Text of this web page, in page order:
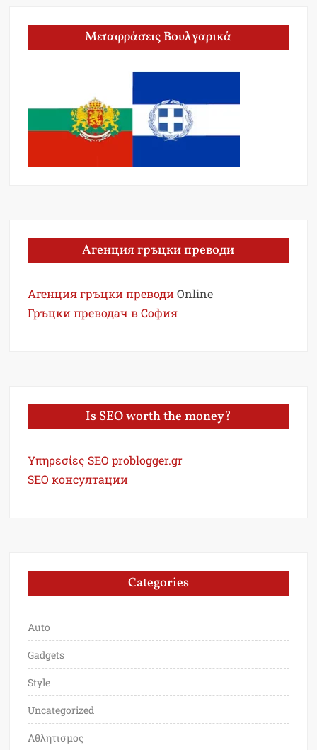
Μεταφράσεις Βουλγαρικά
Агенция гръцки преводи
Агенция гръцки преводи Online
Гръцки преводач в София
Is SEO worth the money?
Υπηρεσίες SEO problogger.gr
SEO консултации
Categories
Auto
Gadgets
Style
Uncategorized
Αθλητισμος